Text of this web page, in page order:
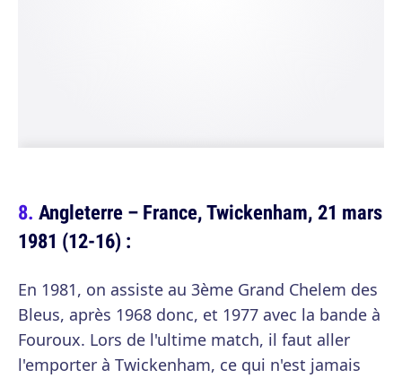
Angleterre – France, Twickenham, 21 mars
1981 (12-16) :
En 1981, on assiste au 3ème Grand Chelem des
Bleus, après 1968 donc, et 1977 avec la bande à
Fouroux. Lors de l'ultime match, il faut aller
l'emporter à Twickenham, ce qui n'est jamais